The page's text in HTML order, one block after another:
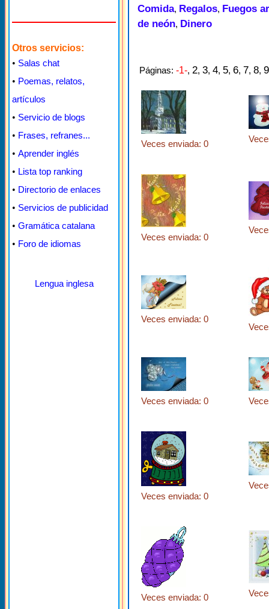
Otros servicios:
• Salas chat
• Poemas, relatos,
artículos
• Servicio de blogs
• Frases, refranes...
• Aprender inglés
• Lista top ranking
• Directorio de enlaces
• Servicios de publicidad
• Gramática catalana
• Foro de idiomas
Lengua inglesa
Comida, Regalos, Fuegos
de neón, Dinero
Páginas: -1-, 2, 3, 4, 5, 6, 7, 8, 9
Veces enviada: 0
Veces enviada: 0
Veces enviada: 0
Veces enviada: 0
Veces enviada: 0
Veces enviada: 0